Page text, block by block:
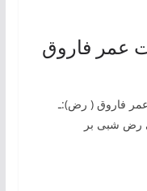
عمر فاروق
عمر فاروق ( رض):ـ
رض شبی بر